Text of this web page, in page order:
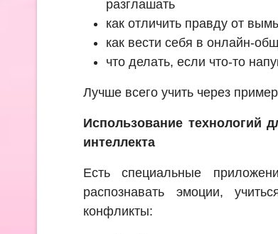
разглашать
как отличить правду от
как вести себя в онлайн-
что делать, если что-то
Лучше всего учить через
Использование технологий
интеллекта
Есть специальные
распознавать эмоции,
конфликты: